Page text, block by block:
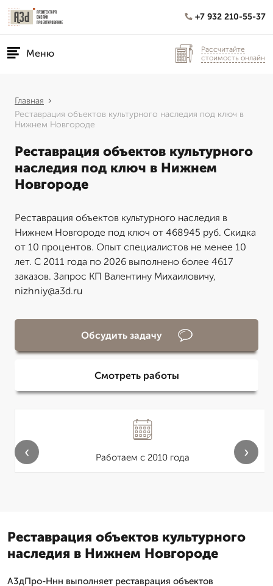
+7 932 210-55-37
Меню
Рассчитайте
стоимость онлайн
Главная
Реставрация объектов культурного наследия под ключ в
Нижнем Новгороде
Реставрация объектов культурного
наследия под ключ в Нижнем
Новгороде
Реставрация объектов культурного наследия в
Нижнем Новгороде под ключ от 468945 руб. Скидка
от 10 процентов. Опыт специалистов не менее 10
лет. С 2011 года по 2026 выполнено более 4617
заказов. Запрос КП Валентину Михаиловичу,
nizhniy@a3d.ru
Обсудить задачу
Смотреть работы
Работаем с 2010 года
‹ ›
Реставрация объектов культурного
наследия в Нижнем Новгороде
А3дПро-Ннн выполняет реставрация объектов